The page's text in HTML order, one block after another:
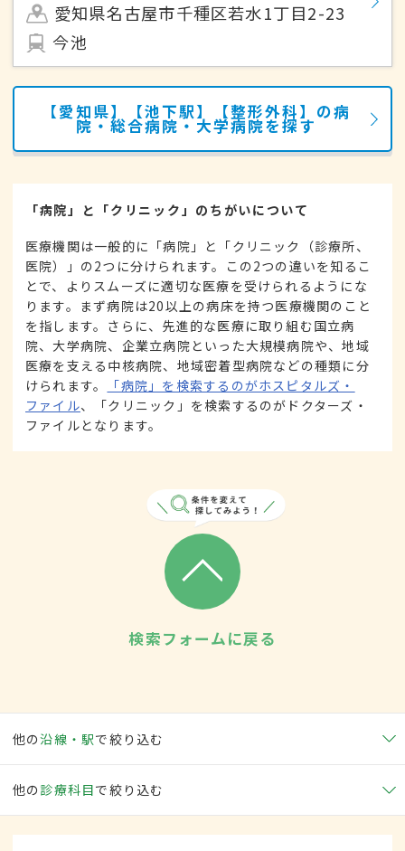
愛知県名古屋市千種区若水1丁目2-23
今池
【愛知県】【池下駅】【整形外科】の病
院・総合病院・大学病院を探す
「病院」と「クリニック」のちがいについて
医療機関は一般的に「病院」と「クリニック（診療所、
医院）」の2つに分けられます。この2つの違いを知るこ
とで、よりスムーズに適切な医療を受けられるようにな
ります。まず病院は20以上の病床を持つ医療機関のこと
を指します。さらに、先進的な医療に取り組む国立病
院、大学病院、企業立病院といった大規模病院や、地域
医療を支える中核病院、地域密着型病院などの種類に分
けられます。
「病院」を検索するのがホスピタルズ・
ファイル、「クリニック」を検索するのがドクターズ・
ファイルとなります。
検索フォームに戻る
他の沿線・駅で絞り込む
他の 診療科目で絞り込む